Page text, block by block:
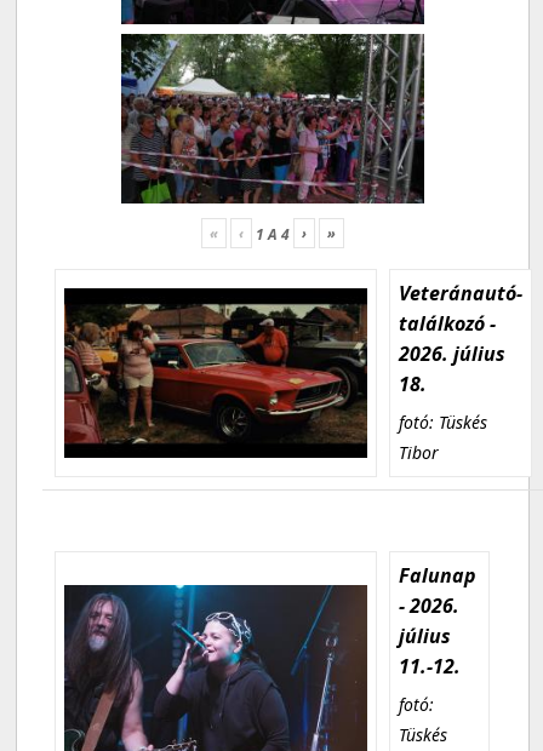
« ‹ 1A 4 › »
Veteránautó-
találkozó -
2026. július
18.
fotó: Tüskés
Tibor
Falunap
- 2026.
július
11.-12.
fotó:
Tüskés